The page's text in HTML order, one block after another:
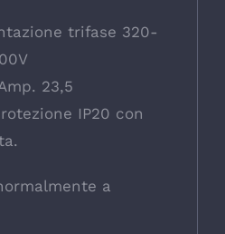
trifase 320-
23,5
IP20 con
a